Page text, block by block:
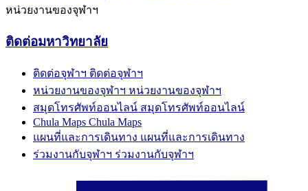
หน่วยงานของจุฬาฯ
ติดต่อมหาวิทยาลัย
ติดต่อจุฬาฯ ติดต่อจุฬาฯ
หน่วยงานของจุฬาฯ หน่วยงานของจุฬาฯ
สมุดโทรศัพท์ออนไลน์ สมุดโทรศัพท์ออนไลน์
Chula Maps Chula Maps
แผนที่และการเดินทาง แผนที่และการเดินทาง
ร่วมงานกับจุฬาฯ ร่วมงานกับจุฬาฯ